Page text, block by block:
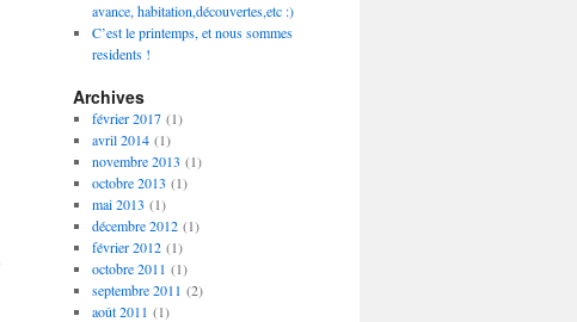
avance, habitation,découvertes,etc :)
C’est le printemps, et nous sommes
residents !
Archives
février 2017(1)
avril 2014(1)
novembre 2013 (1)
octobre 2013 (1)
mai 2013 (1)
décembre 2012(1)
février 2012(1)
octobre 2011 (1)
septembre 2011 (2)
août 2011 (1)